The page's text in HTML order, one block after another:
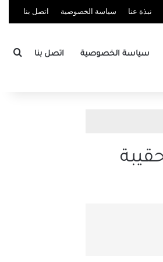
نبذة عنا سياسة الخصوصية اتصل بنا
سياسة الخصوصية اتصل بنا